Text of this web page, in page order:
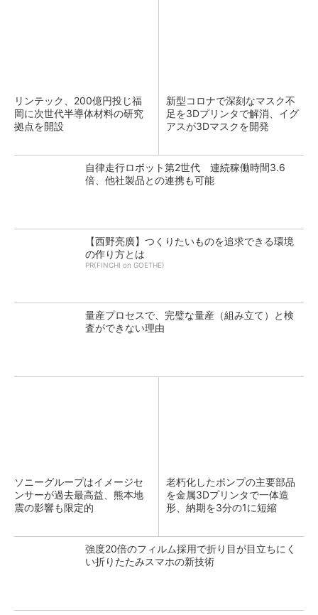
リンテック、200億円投じ福
岡に次世代半導体材料の研究
拠点を開設
新型コロナで深刻なマスク不
足を3Dプリンタで解消、イグ
アスが3Dマスクを開発
自律走行ロボット第2世代 連続稼働時間3.6
倍、他社製品との連携も可能
【西野亮廣】つくりたいものを追求できる環境
の作り方とは
PR(FINCHI on GOETHE)
量産プロセスで、完璧な量産（組み立て）と検
査ができない理由
ソニーグループはイメージセ
ンサーが過去最高益、熊本地
震の影響も限定的
老朽化したポンプの主要部品
を金属3Dプリンタで一体造
形、納期を3分の1に短縮
強度20倍のフィルム採用で折り目が目立ちにく
い折りたたみスマホの新技術